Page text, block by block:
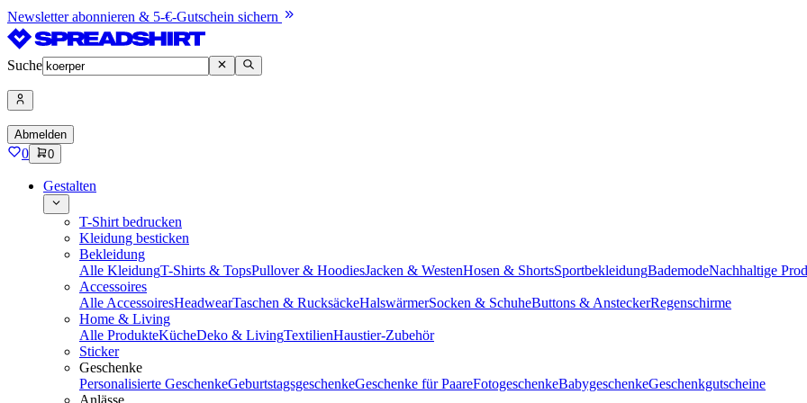
Newsletter abonnieren & 5-€-Gutschein sichern
Suche
Abmelden
0 0
Gestalten
T-Shirt bedrucken
Kleidung besticken
Bekleidung
Alle KleidungT-Shirts & TopsPullover & HoodiesJacken & WestenHosen & ShortsSportbekleidungBademodeNachhaltige
Accessoires
Alle AccessoiresHeadwearTaschen & RucksäckeHalswärmerSocken & SchuheButtons & AnsteckerRegenschirme
Home & Living
Alle ProdukteKücheDeko & LivingTextilienHaustier-Zubehör
Sticker
Geschenke
Personalisierte GeschenkeGeburtstagsgeschenkeGeschenke für PaareFotogeschenkeBabygeschenkeGeschenkgutscheine